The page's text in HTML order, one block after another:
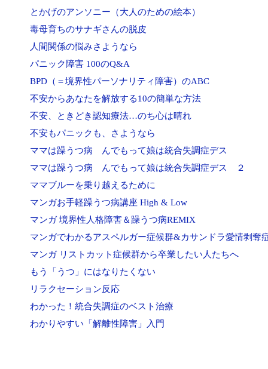
とかげのアンソニー（大人のための絵本）
毒母育ちのサナギさんの脱皮
人間関係の悩みさようなら
パニック障害 100のQ&A
BPD（＝境界性パーソナリティ障害）のABC
不安からあなたを解放する10の簡単な方法
不安、ときどき認知療法…のち心は晴れ
不安もパニックも、さようなら
ママは躁うつ病 んでもって娘は統合失調症デス
ママは躁うつ病 んでもって娘は統合失調症デス ２
ママブルーを乗り越えるために
マンガお手軽躁うつ病講座 High & Low
マンガ 境界性人格障害＆躁うつ病REMIX
マンガでわかるアスペルガー症候群&カサンドラ愛情剥奪
マンガ リストカット症候群から卒業したい人たちへ
もう「うつ」にはなりたくない
リラクセーション反応
わかった！統合失調症のベスト治療
わかりやすい「解離性障害」入門